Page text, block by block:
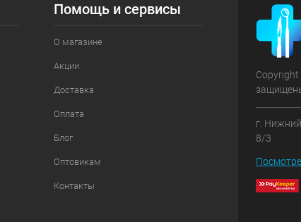
Помощь и сервисы
О магазине
Акции
Доставка
Оплата
Блог
Оптовикам
Контакты
г.
8/3